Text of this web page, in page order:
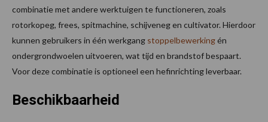
combinatie met andere werktuigen te functioneren, zoals
rotorkopeg, frees, spitmachine, schijveneg en cultivator. Hierdoor
kunnen gebruikers in één werkgang stoppelbewerkingén
ondergrondwoelen uitvoeren, wat tijd en brandstof bespaart.
Voor deze combinatie is optioneel een hefinrichting leverbaar.
Beschikbaarheid